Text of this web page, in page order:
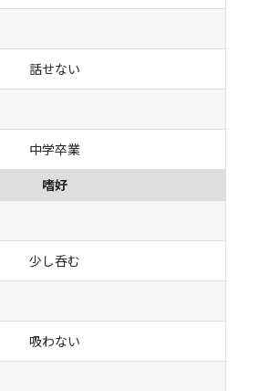
話せない
中学卒業
嗜好
少し呑む
吸わない